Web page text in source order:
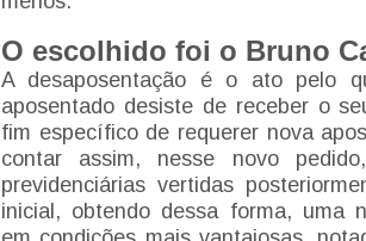
O escolhido foi o Bruno
A desaposentação é o ato pelo
aposentado desiste de receber o
fim específico de requerer nova
contar assim, nesse novo
previdenciárias vertidas
inicial, obtendo dessa forma, uma